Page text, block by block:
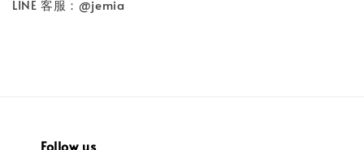
LINE 客服：@jemia
Follow us